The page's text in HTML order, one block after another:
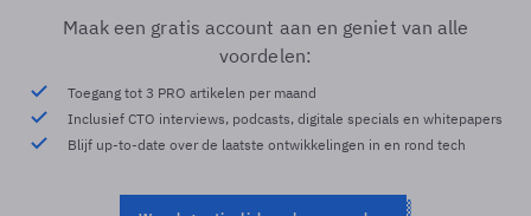
Maak een gratis account aan en geniet van alle
voordelen:
Toegang tot 3 PRO artikelen per maand
Inclusief CTO interviews, podcasts, digitale specials en whitepapers
Blijf up-to-date over de laatste ontwikkelingen in en rond tech